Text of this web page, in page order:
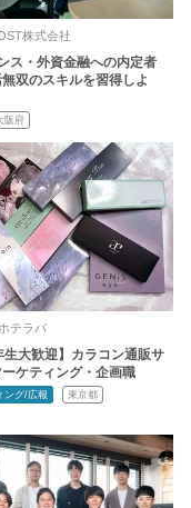
株式会社
ス・外資金融への内定者
双のスキルを習得しよ
阪府
テラバ
生大歓迎】カラコン通販サ
ケティング・企画職
ング/広報 東京都